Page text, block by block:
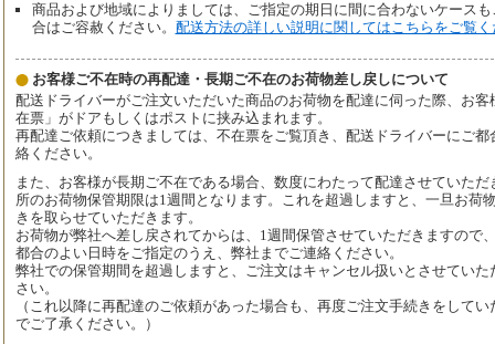
商品および地域によりましては、ご指定の期日に間に合わないケース
合はご容赦ください。 配送方法の詳しい説明に関してはこちらをご覧く
お客様ご不在時の再配達・長期ご不在のお荷物差し戻しについて
配送ドライバーがご注文いただいた商品のお荷物を配達に伺った際、お
在票」がドアもしくはポストに挟み込まれます。
再配達ご依頼につきましては、不在票をご覧頂き、配送ドライバーにご
絡ください。
また、お客様が長期ご不在である場合、数度にわたって配達させていた
所のお荷物保管期限は1週間となります。これを超過しますと、一旦お荷
きを取らせていただきます。
お荷物が弊社へ差し戻されてからは、1週間保管させていただきますので
都合のよい日時をご指定のうえ、弊社までご連絡ください。
弊社での保管期間を超過しますと、ご注文はキャンセル扱いとさせてい
さい。
（これ以降に再配達のご依頼があった場合も、再度ご注文手続きをして
でご了承ください。）